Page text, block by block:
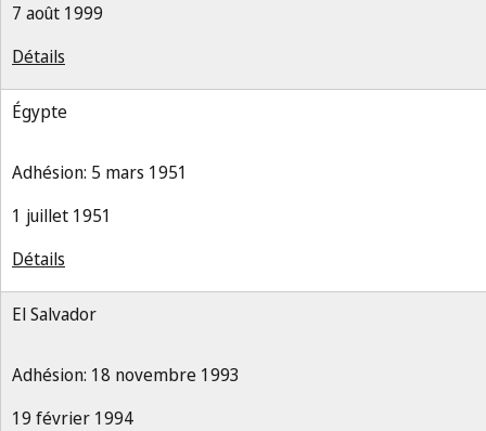
7 août 1999
Détails
Égypte
Adhésion: 5 mars 1951
1 juillet 1951
Détails
El Salvador
Adhésion: 18 novembre 1993
19 février 1994